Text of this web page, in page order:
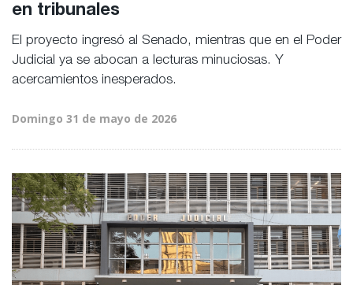
en tribunales
El proyecto ingresó al Senado, mientras que en el Poder
Judicial ya se abocan a lecturas minuciosas. Y
acercamientos inesperados.
Domingo 31 de mayo de 2026